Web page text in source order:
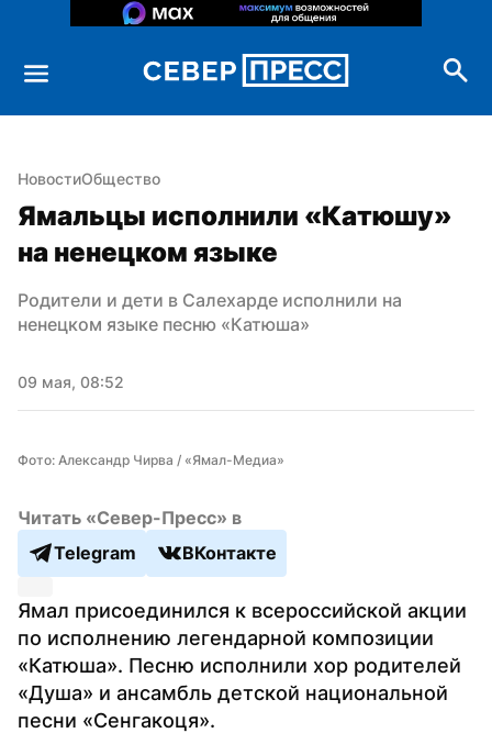
НовостиОбщество
Ямальцы исполнили «Катюшу»
на ненецком языке
Родители и дети в Салехарде исполнили на
ненецком языке песню «Катюша»
09 мая, 08:52
Фото: Александр Чирва / «Ямал-Медиа»
Читать «Север-Пресс» в
Telegram
ВКонтакте
Ямал присоединился к всероссийской акции
по исполнению легендарной композиции
«Катюша». Песню исполнили хор родителей
«Душа» и ансамбль детской национальной
песни «Сенгакоця».